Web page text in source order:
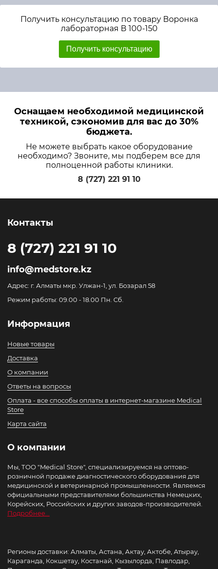
Получить консультацию по товару Воронка
лабораторная В 100-150
Получить консультацию
Оснащаем необходимой медицинской
техникой, сэкономив для вас до 30%
бюджета.
Не можете выбрать какое оборудование
необходимо? Звоните, мы подберем все для
полноценной работы клиники.
8 (727) 221 91 10
Контакты
8 (727) 221 91 10
info@medstore.kz
Адрес: г. Алматы мкр. Улжан-1, ул. Бозарал 58
Режим работы: 09.00 - 18.00 Пн. Сб.
Информация
Новые товары
Доставка
О компании
Ответы на вопросы
Оплата - все способы оплаты в интернет-магазине Medical
Store
Карта сайта
О компании
Мы, ТОО "Medical Store", специализируемся на оптово-
розничной продаже диагностического оборудования для
медицинской и ветеринарной промышленности. Являемся
официальными представителями большинства Немецких,
Корейских, Российских и других заводов-производителей.
Подробнее...
Регионы доставки: Алматы, Астана, Актау, Актобе, Атырау,
Караганда, Кокшетау, Костанай, Кызылорда, Павлодар,